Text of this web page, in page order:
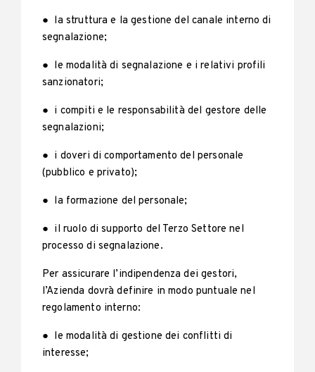
● la struttura e la gestione del canale interno di
segnalazione;
● le modalità di segnalazione e i relativi profili
sanzionatori;
● i compiti e le responsabilità del gestore delle
segnalazioni;
● i doveri di comportamento del personale
(pubblico e privato);
● la formazione del personale;
● il ruolo di supporto del Terzo Settore nel
processo di segnalazione.
Per assicurare l’indipendenza dei gestori,
l’Azienda dovrà definire in modo puntuale nel
regolamento interno:
● le modalità di gestione dei conflitti di
interesse;